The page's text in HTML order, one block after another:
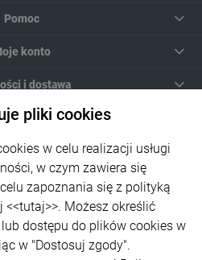
Pomoc
konto
i dostawa
O nas
pliki cookies
w celu realizacji usługi
w czym zawiera się
zapoznania się z polityką
<<tutaj>>. Możesz określić
dostępu do plików cookies w
w "Dostosuj zgody".